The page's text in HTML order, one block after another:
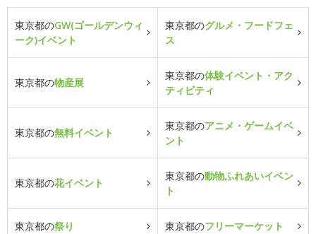
東京都のGW(ゴールデンウィ
ーク)イベント
東京都のグルメ・フードフェ
ス
東京都の物産展
東京都の体験イベント・アク
ティビティ
東京都の無料イベント
東京都のアニメ・ゲームイベ
ント
東京都の花イベント
東京都の動物ふれあいイベン
ト
東京都の祭り 東京都のフリーマーケット